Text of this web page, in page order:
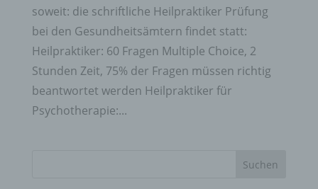
soweit: die schriftliche Heilpraktiker Prüfung
bei den Gesundheitsämtern findet statt:
Heilpraktiker: 60 Fragen Multiple Choice, 2
Stunden Zeit, 75% der Fragen müssen richtig
beantwortet werden Heilpraktiker für
Psychotherapie:...